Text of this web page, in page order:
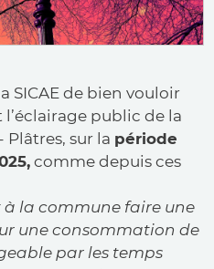
SICAE de bien vouloir
public de la
Plâtres, sur la période
comme depuis ces
la commune faire une
une consommation de
par les temps